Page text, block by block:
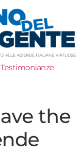
Testimonianze
the